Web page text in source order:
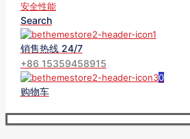
Search
销售热线 24/7
+86 15359458915
0
购物车